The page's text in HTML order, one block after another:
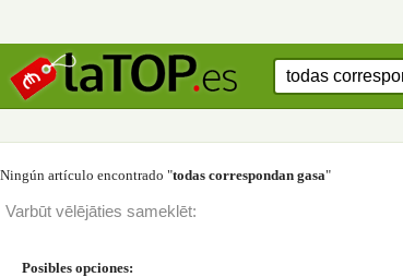
Ningún artículo encontrado "todas correspondan gasa"
Varbūt vēlējāties sameklēt:
Posibles opciones: